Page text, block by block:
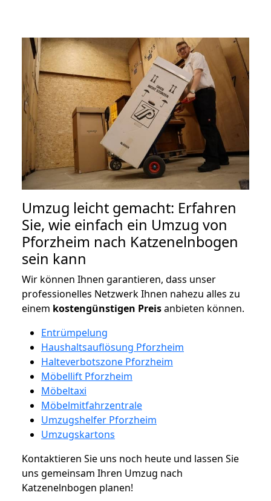
Umzug leicht gemacht: Erfahren
Sie, wie einfach ein Umzug von
Pforzheim nach Katzenelnbogen
sein kann
Wir können Ihnen garantieren, dass unser
professionelles Netzwerk Ihnen nahezu alles zu
einem kostengünstigen Preisanbieten können.
Entrümpelung
Haushaltsauflösung Pforzheim
Halteverbotszone Pforzheim
Möbellift Pforzheim
Möbeltaxi
Möbelmitfahrzentrale
Umzugshelfer Pforzheim
Umzugskartons
Kontaktieren Sie uns noch heute und lassen Sie
uns gemeinsam Ihren Umzug nach
Katzenelnbogen planen!